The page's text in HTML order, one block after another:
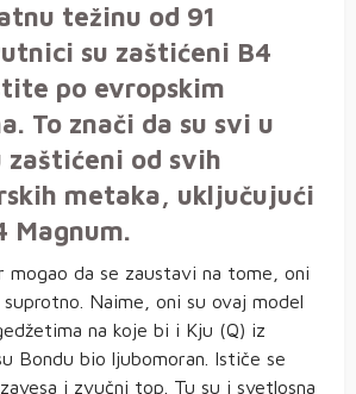
težinu od 91
su zaštićeni B4
po evropskim
To znači da su svi u
od svih
metaka, uključujući
Magnum.
mogao da se zaustavi na tome, oni
Naime, oni su ovaj model
na koje bi i Kju (Q) iz
Bondu bio ljubomoran. Ističe se
i zvučni top. Tu su i svetlosna